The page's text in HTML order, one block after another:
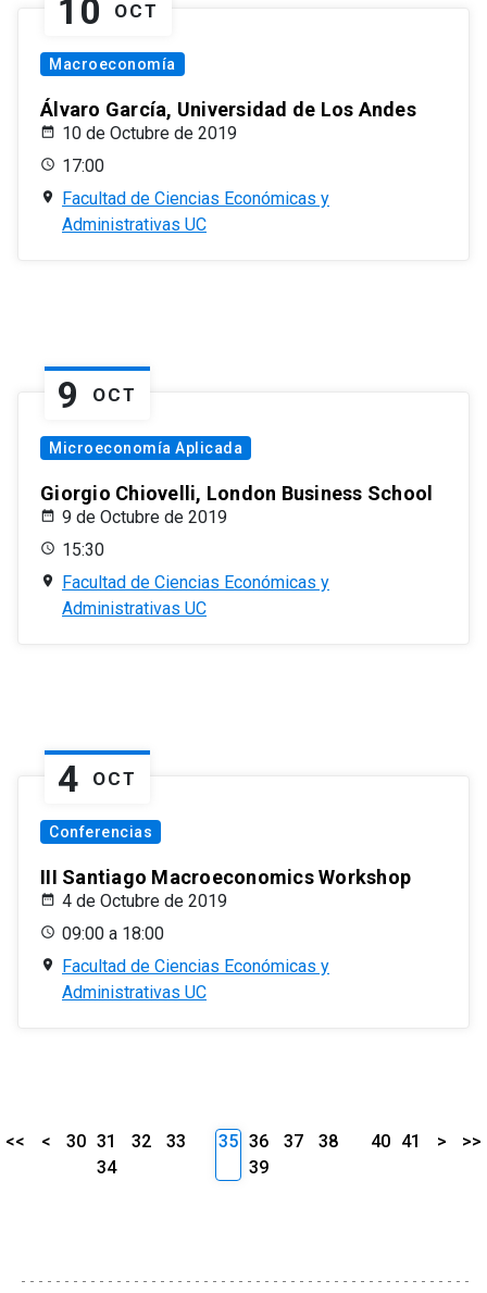
10 OCT
Macroeconomía
Álvaro García, Universidad de Los Andes
10 de Octubre de 2019
17:00
Facultad de Ciencias Económicas y
Administrativas UC
9 OCT
Microeconomía Aplicada
Giorgio Chiovelli, London Business School
9 de Octubre de 2019
15:30
Facultad de Ciencias Económicas y
Administrativas UC
4 OCT
Conferencias
III Santiago Macroeconomics Workshop
4 de Octubre de 2019
09:00 a 18:00
Facultad de Ciencias Económicas y
Administrativas UC
<< < 30 31 32
33
34
35 36 37
38
39
40 41 > >>